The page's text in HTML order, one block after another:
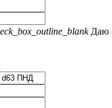
Даю